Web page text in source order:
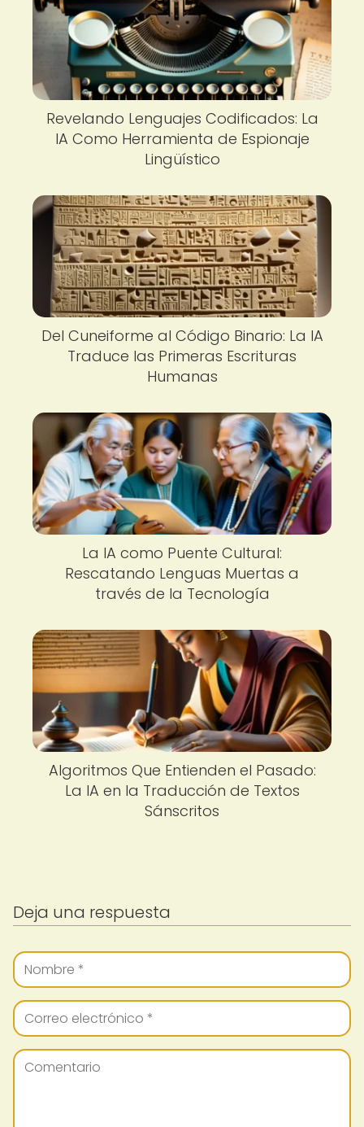
Revelando Lenguajes Codificados: La
IA Como Herramienta de Espionaje
Lingüístico
Del Cuneiforme al Código Binario: La IA
Traduce las Primeras Escrituras
Humanas
La IA como Puente Cultural:
Rescatando Lenguas Muertas a
través de la Tecnología
Algoritmos Que Entienden el Pasado:
La IA en la Traducción de Textos
Sánscritos
Deja una respuesta